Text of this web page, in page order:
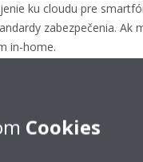
ku cloudu pre
zabezpečenia.
in-home.
Cookies